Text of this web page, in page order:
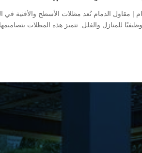
| مقاول الدمام تُعد مظلات الأسطح والأفنية
للمنازل والفلل. تتميز هذه المظلات